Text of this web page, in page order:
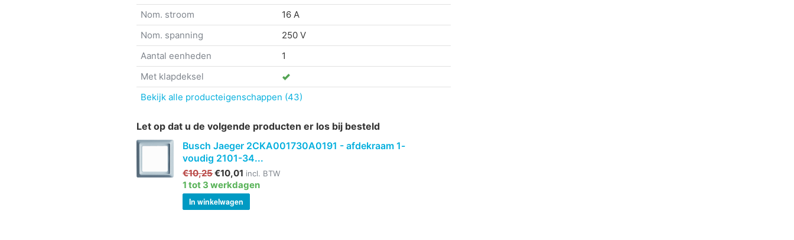
Nom. stroom
16 A
Nom. spanning
250 V
Aantal eenheden
1
Met klapdeksel
Bekijk alle producteigenschappen (43)
Let op dat u de volgende producten er los bij besteld
Busch Jaeger 2CKA001730A0191 - afdekraam 1-
voudig 2101-34...
€10,25€10,01 incl. BTW
1 tot 3 werkdagen
In winkelwagen